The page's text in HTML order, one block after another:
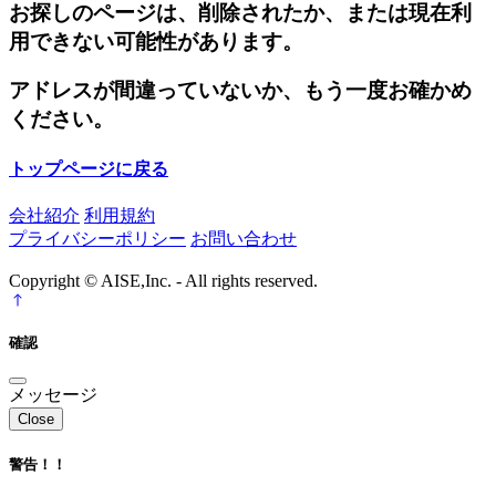
お探しのページは、削除されたか、または現在利
用できない可能性があります。
アドレスが間違っていないか、もう一度お確かめ
ください。
トップページに戻る
会社紹介 利用規約
プライバシーポリシー お問い合わせ
Copyright © AISE,Inc. - All rights reserved.
確認
メッセージ
Close
警告！！